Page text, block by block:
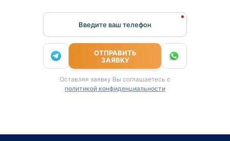
Введите ваш телефон
ОТПРАВИТЬ
ЗАЯВКУ
Оставляя заявку Вы соглашаетесь с
политикой конфиденциальности